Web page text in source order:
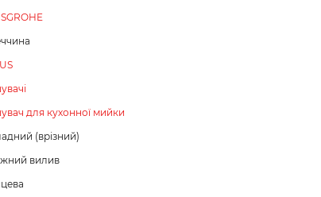
для кухонної мийки
(врізний)
вилив